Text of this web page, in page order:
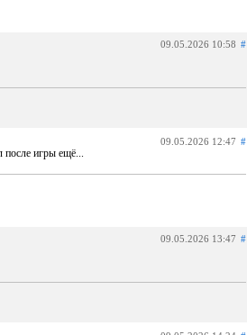
09.05.2026 10:58 #
09.05.2026 12:47 #
после игры ещё...
09.05.2026 13:47 #